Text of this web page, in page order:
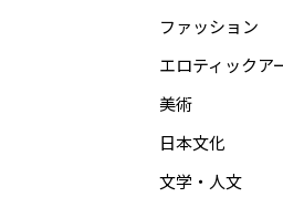
ファッション
エロティックア
美術
日本文化
文学・人文